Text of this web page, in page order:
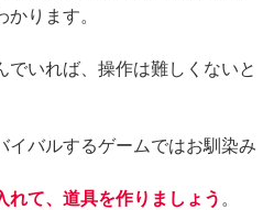
ります。
でいれば、操作は難しくないと
イバルするゲームではお馴染み
れて、道具を作りましょう 。